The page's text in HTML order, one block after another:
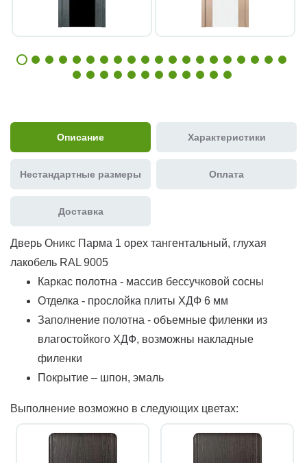
Описание Характеристики
Нестандартные размеры Оплата
Доставка
Дверь Оникс Парма 1 орех тангентальный, глухая
лакобель RAL 9005
Каркас полотна - массив бессучковой сосны
Отделка - прослойка плиты ХДФ 6 мм
Заполнение полотна - объемные филенки из
влагостойкого ХДФ, возможны накладные
филенки
Покрытие – шпон, эмаль
Выполнение возможно в следующих цветах: